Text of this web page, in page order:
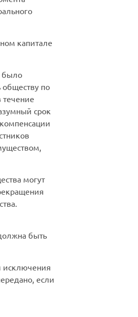
капитале
было
по
срок
могут
быть
исключения
если